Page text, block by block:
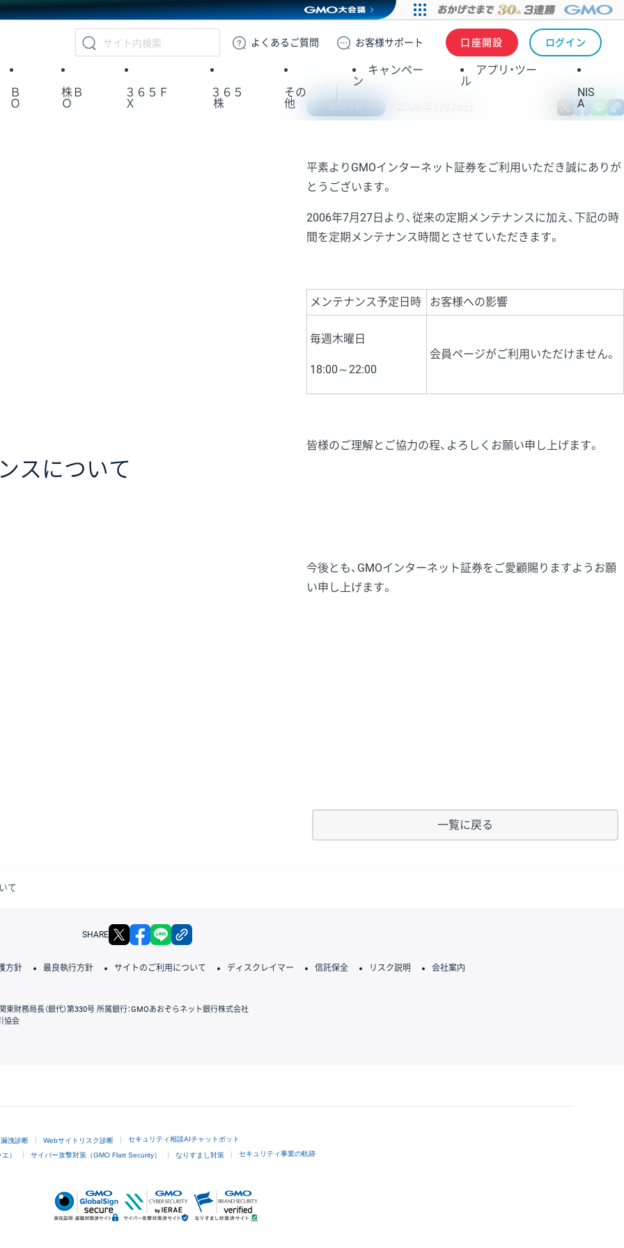
GMOクリック証券
よくある ご質問 お客様サポート 口座開設 ログイン
Ｂ
Ｏ
株Ｂ
Ｏ
３６５Ｆ
Ｘ
３６５
株
その
他
キャンペー
ン
アプリ・ツー
ル
NIS
A
スについて
X
平素よりGMOインターネット証券をご利用いただき誠にありが
とうございます。
2006年7月27日より、従来の定期メンテナンスに加え、下記の時
間を定期メンテナンス時間とさせていただきます。
メンテナンス予定日時 お客様への影響
毎週木曜日
18:00～22:00
会員ページがご利用いただけません。
皆様のご理解とご協力の程、よろしくお願い申し上げます。
今後とも、GMOインターネット証券をご愛顧賜りますようお願
い申し上げます。
一覧に戻る
て
SHARE X facebook
方針 最良執行方針 サイトのご利用について ディスクレイマー 信託保全 リスク説明 会社案内
財務局長（銀代）第330号 所属銀行：GMOあおぞらネット銀行株式会社
協会
洩診断 Webサイトリスク診断 セキュリティ相談AIチャットボット
） サイバー攻撃対策（GMO Flatt Security） なりすまし対策 セキュリティ事業の軌跡